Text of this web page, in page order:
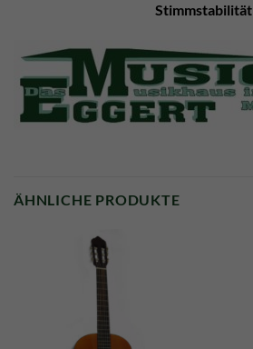
Stimmstabilität
ÄHNLICHE PRODUKTE